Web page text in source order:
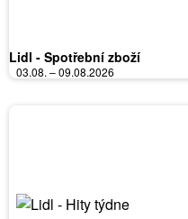
Lidl - Spotřební zboží
03.08. – 09.08.2026